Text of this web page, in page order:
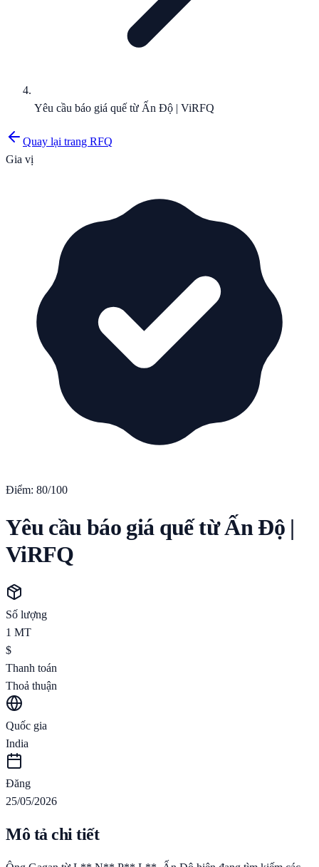
Yêu cầu báo giá quế từ Ấn Độ | ViRFQ
Quay lại trang RFQ
Gia vị
Điểm: 80/100
Yêu cầu báo giá quế từ Ấn Độ |
ViRFQ
Số lượng
1 MT
$
Thanh toán
Thoả thuận
Quốc gia
India
Đăng
25/05/2026
Mô tả chi tiết